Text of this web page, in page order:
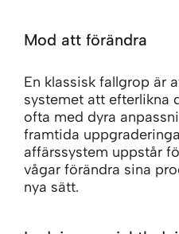
Mod att förändra
En klassisk fallgrop är
systemet att efterlikna
ofta med dyra
framtida
affärssystem uppstår
vågar förändra sina
nya sätt.